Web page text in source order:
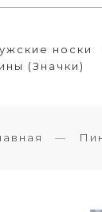
носки
(Значки)